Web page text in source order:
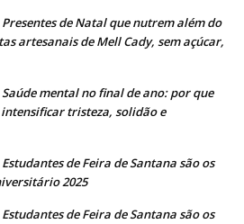
Presentes de Natal que nutrem além do
artesanais de Mell Cady, sem açúcar,
Saúde mental no final de ano: por que
tristeza, solidão e
Estudantes de Feira de Santana são os
2025
Estudantes de Feira de Santana são os